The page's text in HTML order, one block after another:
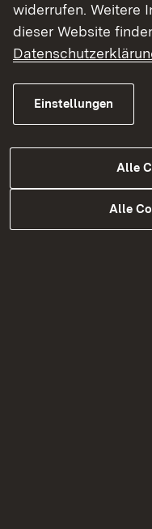
Weitere
Weitere
Lageplan (pdf)
Fotos (pdf)
Eingestellt am:
widerrufen. Weitere
dieser Website
Einstellungen
Alle
Alle